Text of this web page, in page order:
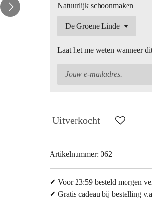
Natuurlijk schoonmaken
Laat het me weten wanneer
Uitverkocht
Artikelnummer: 062
✔ Voor 23:59 besteld morgen
✔ Gratis cadeau bij bestelling